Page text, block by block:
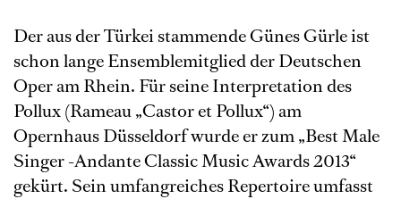
Der aus der Türkei stammende Günes Gürle ist
schon lange Ensemblemitglied der Deutschen
Oper am Rhein. Für seine Interpretation des
Pollux (Rameau „Castor et Pollux“) am
Opernhaus Düsseldorf wurde er zum „Best Male
Singer -Andante Classic Music Awards 2013“
gekürt. Sein umfangreiches Repertoire umfasst